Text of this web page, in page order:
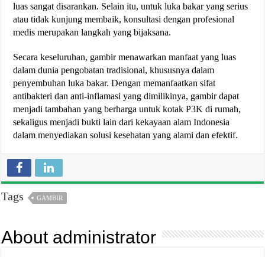
luas sangat disarankan. Selain itu, untuk luka bakar yang serius
atau tidak kunjung membaik, konsultasi dengan profesional
medis merupakan langkah yang bijaksana.
Secara keseluruhan, gambir menawarkan manfaat yang luas
dalam dunia pengobatan tradisional, khususnya dalam
penyembuhan luka bakar. Dengan memanfaatkan sifat
antibakteri dan anti-inflamasi yang dimilikinya, gambir dapat
menjadi tambahan yang berharga untuk kotak P3K di rumah,
sekaligus menjadi bukti lain dari kekayaan alam Indonesia
dalam menyediakan solusi kesehatan yang alami dan efektif.
Tags GAMBIR
About administrator